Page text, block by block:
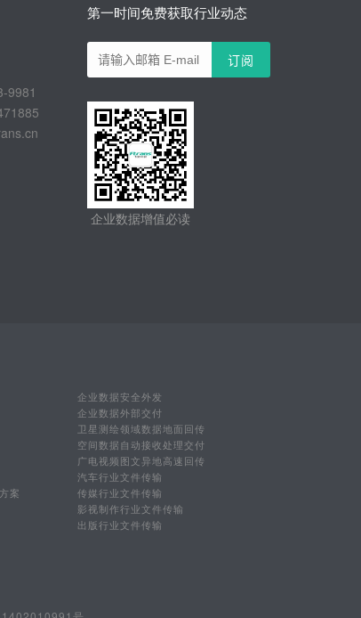
9981
第一时间免费获取行业动态
企业数据增值必读
案
企业数据安全外发
企业数据外部交付
卫星测绘领域数据地面回传
空间数据自动接收处理交付
广电视频图文异地高速回传
汽车行业文件传输
传媒行业文件传输
影视制作行业文件传输
出版行业文件传输